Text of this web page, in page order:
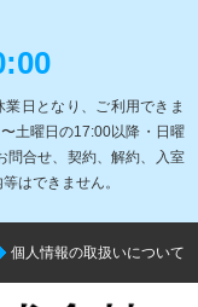
日となり、ご利用できま
土曜日の17:00以降・日曜
問合せ、契約、解約、入室
はできません。
個人情報の取扱いについて